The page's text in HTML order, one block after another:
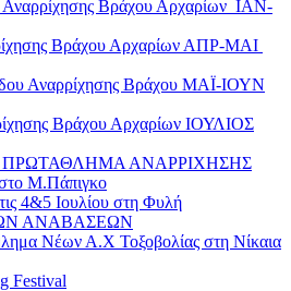
Αναρρίχησης Βράχου Αρχαρίων ΙΑΝ-
Βράχου Αρχαρίων ΑΠΡ-ΜΑΙ
Αναρρίχησης Βράχου ΜΑΪ-ΙΟΥΝ
Βράχου Αρχαρίων ΙΟΥΛΙΟΣ
ΑΝΑΡΡΙΧΗΣΗΣ
Μ.Πάπιγκο
4&5 Ιουλίου στη Φυλή
ΑΝΑΒΑΣΕΩΝ
Νέων Α.Χ Τοξοβολίας στη Νίκαια
Festival